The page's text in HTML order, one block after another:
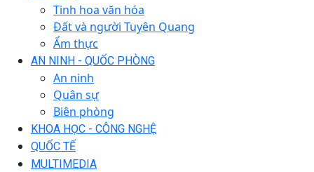
Tinh hoa văn hóa
Đất và người Tuyên Quang
Ẩm thực
AN NINH - QUỐC PHÒNG
An ninh
Quân sự
Biên phòng
KHOA HỌC - CÔNG NGHỆ
QUỐC TẾ
MULTIMEDIA